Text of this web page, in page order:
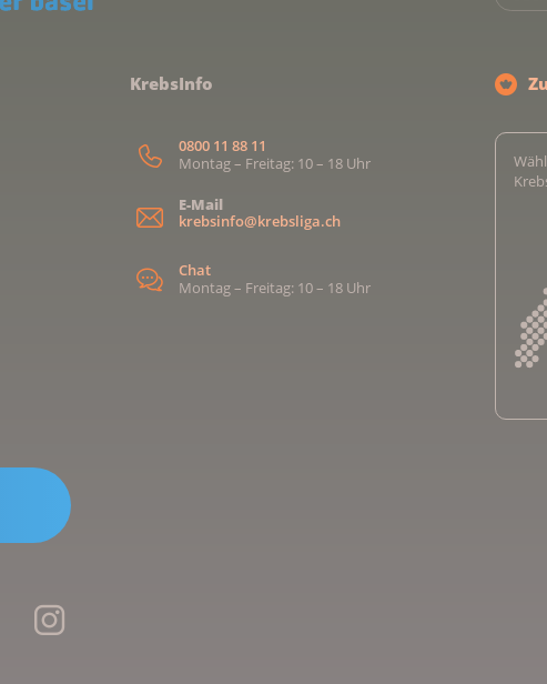
KrebsInfo
0800 11 88 11
Montag – Freitag: 10 – 18 Uhr
E-Mail
krebsinfo@krebsliga.ch
Chat
Montag – Freitag: 10 – 18 Uhr